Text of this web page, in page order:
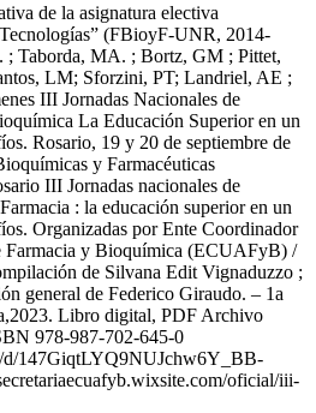
de la asignatura electiva
(FBioyF-UNR, 2014-
; Taborda, MA. ; Bortz, GM ; Pittet,
LM; Sforzini, PT; Landriel, AE ;
III Jornadas Nacionales de
La Educación Superior en un
Rosario, 19 y 20 de septiembre de
y Farmacéuticas
III Jornadas nacionales de
: la educación superior en un
Organizadas por Ente Coordinador
Farmacia y Bioquímica (ECUAFyB) /
de Silvana Edit Vignaduzzo ;
general de Federico Giraudo. – 1a
Libro digital, PDF Archivo
978-987-702-645-0
d/147GiqtLYQ9NUJchw6Y_BB-
oficial/iii-